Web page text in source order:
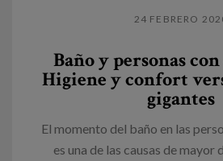
24 FEBRERO
Baño y personas
Higiene y confort
gigantes
El momento del baño en las
es una de las causas de